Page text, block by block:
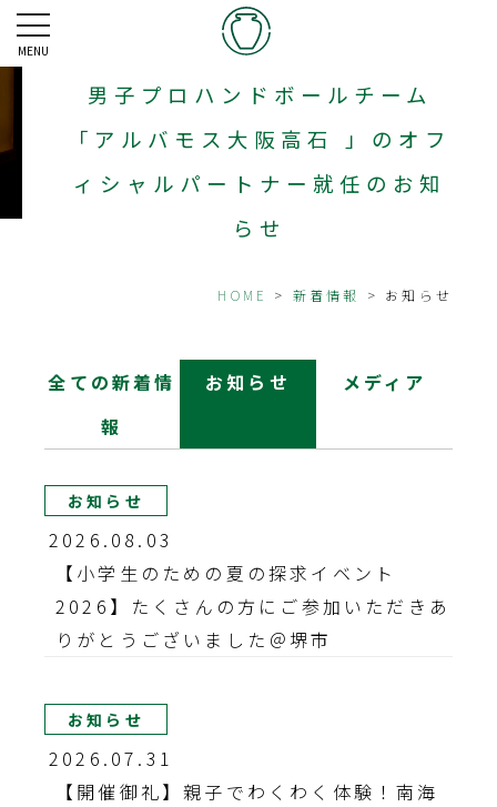
MENU
男子プロハンドボールチーム
「アルバモス大阪高石 」のオフ
ィシャルパートナー就任のお知
らせ
HOME > 新着情報 > お知らせ
全ての新着情
報
お知らせ メディア
お知らせ
2026.08.03
【小学生のための夏の探求イベント
2026】たくさんの方にご参加いただきあ
りがとうございました＠堺市
お知らせ
2026.07.31
【開催御礼】親子でわくわく体験！南海